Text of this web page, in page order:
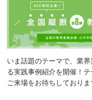
いま話題のテーマで、業
る実践事例紹介を開催！
ご来場をお待ちしておりま